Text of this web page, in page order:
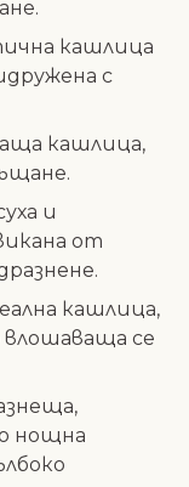
кашлица
с
кашлица,
и
от
кашлица,
влошаваща се
нощна